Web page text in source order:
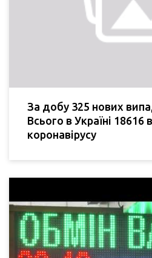
За добу 325 нових
Всього в Україні 18616
коронавірусу